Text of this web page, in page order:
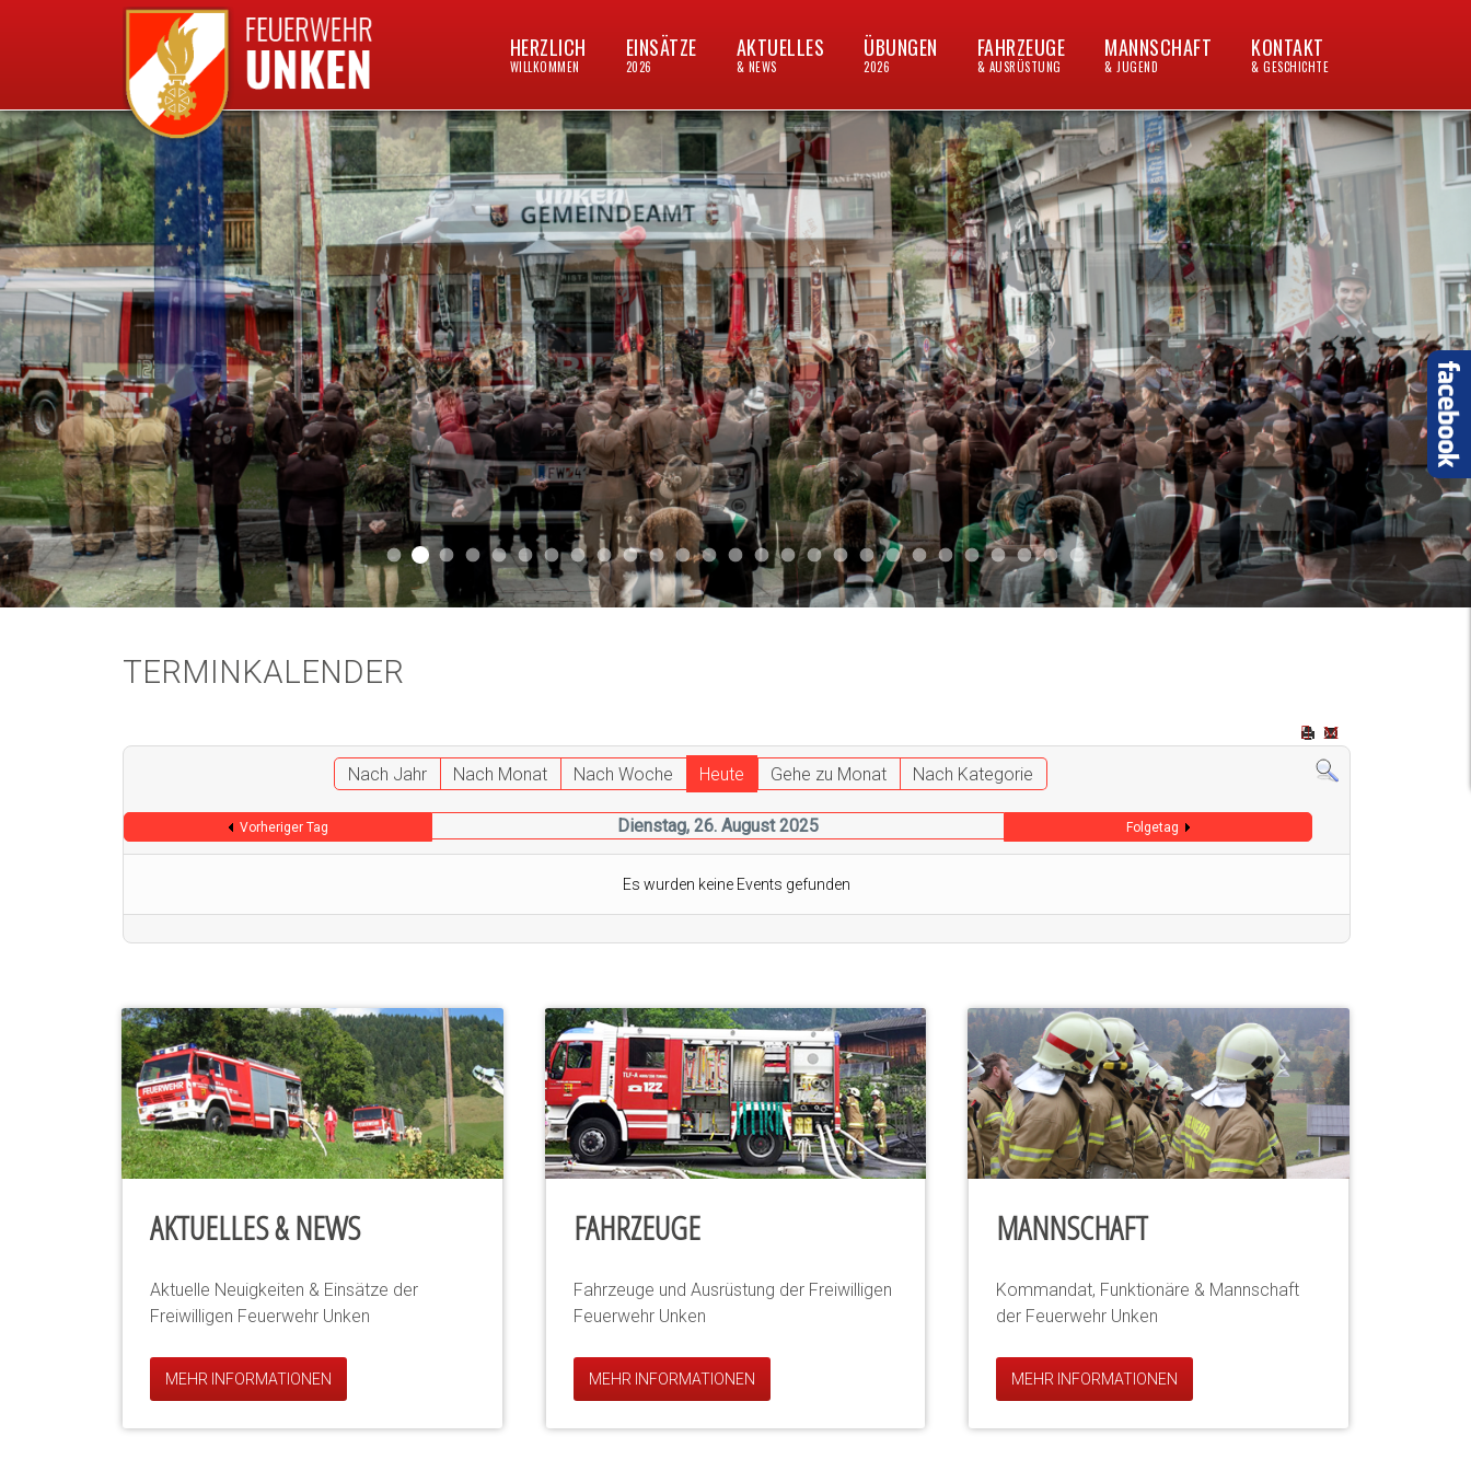
HERZLICH
WILLKOMMEN
EINSÄTZE
2026
AKTUELLES
& NEWS
ÜBUNGEN
2026
FAHRZEUGE
& AUSRÜSTUNG
MANNSCHAFT
& JUGEND
KONTAKT
& GESCHICHTE
Aktuell 046
Aktuell 047
Start 011Aktuell 044
Aktuell 043
Aktuell 041
Aktuell 042
Aktuell 035
Aktuell 031
Aktuell 032
Aktuell 033
Aktuell 029
Aktuell 027
Aktuell 026
Start 013Aktuell 024
Aktuell 019
Auto 010Start 010
Start 002Auto 002Auto 009Auto 006Start 008Start 005
Start 003Start 006
TERMINKALENDER
Nach Jahr Nach Monat Nach Woche Heute Gehe zu Monat Nach Kategorie
Vorheriger Tag Dienstag, 26. August 2025 Folgetag
Es wurden keine Events gefunden
AKTUELLES & NEWS
Aktuelle Neuigkeiten & Einsätze der
Freiwilligen Feuerwehr Unken
MEHR INFORMATIONEN
FAHRZEUGE
Fahrzeuge und Ausrüstung der Freiwilligen
Feuerwehr Unken
MEHR INFORMATIONEN
MANNSCHAFT
Kommandat, Funktionäre & Mannschaft
der Feuerwehr Unken
MEHR INFORMATIONEN